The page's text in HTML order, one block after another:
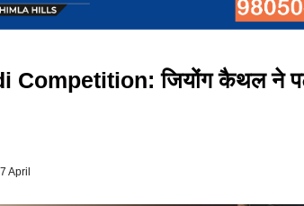
Competition: जियोंग कैथल ने
April